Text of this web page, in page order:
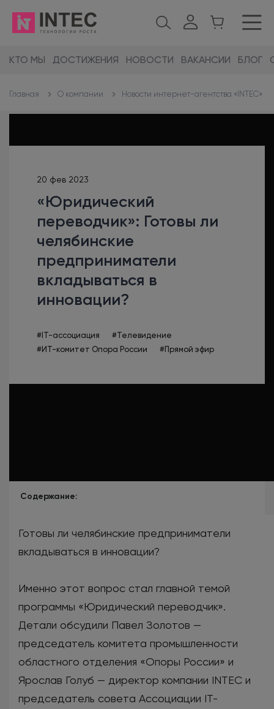
КТО МЫ ДОСТИЖЕНИЯ НОВОСТИ ВАКАНСИИ БЛОГ
Главная О компании Новости интернет-агентства «INTEC»
20 фев 2023
«Юридический
переводчик»: Готовы ли
челябинские
предприниматели
вкладываться в
инновации?
#IT-ассоциация
#Телевидение
#ИТ-комитет Опора России
#Прямой эфир
Содержание:
Готовы ли челябинские предприниматели
вкладываться в инновации?
Именно этот вопрос стал главной темой
программы «Юридический переводчик».
Детали обсудили Павел Золотов —
председатель комитета промышленности
областного отделения «Опоры России» и
Ярослав Голуб — директор компании INTEC и
председатель совета Ассоциации IT-